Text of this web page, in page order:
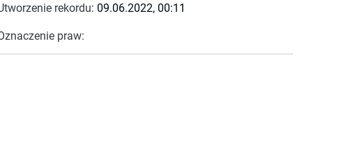
rekordu: 09.06.2022, 00:11
praw: